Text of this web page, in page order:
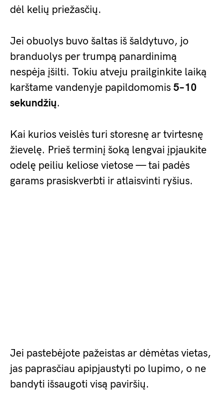
dėl kelių priežasčių.
Jei obuolys buvo šaltas iš šaldytuvo, jo
branduolys per trumpą panardinimą
nespėja įšilti. Tokiu atveju prailginkite laiką
karštame vandenyje papildomomis 5–10
sekundžių.
Kai kurios veislės turi storesnę ar tvirtesnę
žievelę. Prieš terminį šoką lengvai įpjaukite
odelę peiliu keliose vietose — tai padės
garams prasiskverbti ir atlaisvinti ryšius.
Jei pastebėjote pažeistas ar dėmėtas vietas,
jas paprasčiau apipjaustyti po lupimo, o ne
bandyti išsaugoti visą paviršių.